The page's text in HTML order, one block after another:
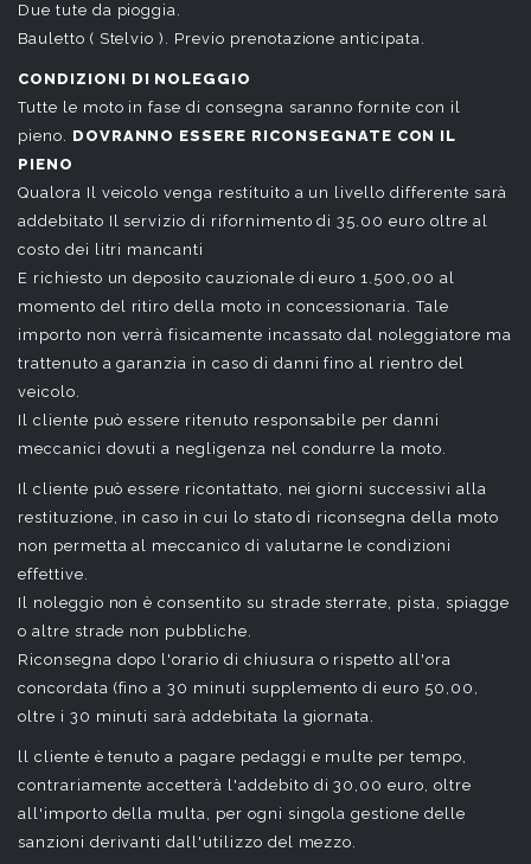
Due tute da pioggia.
Bauletto ( Stelvio ). Previo prenotazione anticipata.
CONDIZIONI DI NOLEGGIO
Tutte le moto in fase di consegna saranno fornite con il
pieno. DOVRANNO ESSERE RICONSEGNATE CON IL
PIENO
Qualora Il veicolo venga restituito a un livello differente sarà
addebitato Il servizio di rifornimento di 35.00 euro oltre al
costo dei litri mancanti
E richiesto un deposito cauzionale di euro 1.500,00 al
momento del ritiro della moto in concessionaria. Tale
importo non verrà fisicamente incassato dal noleggiatore ma
trattenuto a garanzia in caso di danni fino al rientro del
veicolo.
Il cliente può essere ritenuto responsabile per danni
meccanici dovuti a negligenza nel condurre la moto.
Il cliente può essere ricontattato, nei giorni successivi alla
restituzione, in caso in cui lo stato di riconsegna della moto
non permetta al meccanico di valutarne le condizioni
effettive.
Il noleggio non è consentito su strade sterrate, pista, spiagge
o altre strade non pubbliche.
Riconsegna dopo l'orario di chiusura o rispetto all'ora
concordata (fino a 30 minuti supplemento di euro 50,00,
oltre i 30 minuti sarà addebitata la giornata.
ll cliente è tenuto a pagare pedaggi e multe per tempo,
contrariamente accetterà l'addebito di 30,00 euro, oltre
all'importo della multa, per ogni singola gestione delle
sanzioni derivanti dall'utilizzo del mezzo.